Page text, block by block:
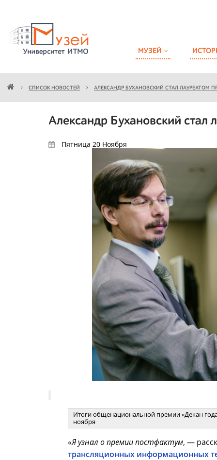
МУЗЕЙ
СПИСОК НОВОСТЕЙ АЛЕКСАНДР БУХАНОВСКИЙ СТАЛ ЛАУРЕАТОМ
Александр Бухановский стал
Пятница 20 Ноября
Итоги общенациональной премии «Декан
ноября
«Я узнал о премии постфактум, ―
трансляционных информационных